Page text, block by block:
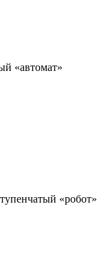
«автомат»
«робот»